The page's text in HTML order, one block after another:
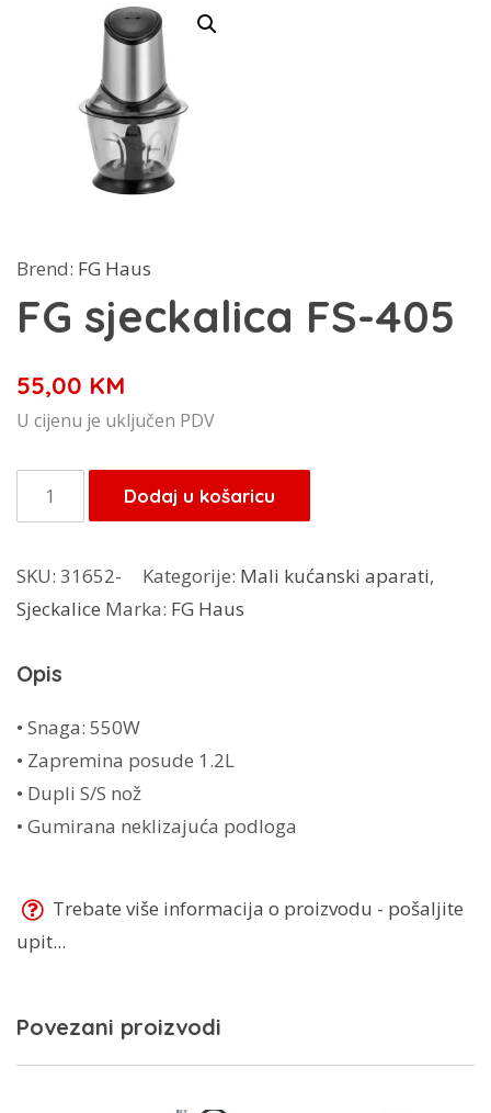
Brend: FG Haus
FG sjeckalica FS-405
55,00 KM
U cijenu je uključen PDV
sjeckalica
405
količina
Dodaj u košaricu
SKU: 31652- Kategorije: Mali kućanski aparati,
Sjeckalice Marka: FG Haus
Opis
• Snaga: 550W
• Zapremina posude 1.2L
• Dupli S/S nož
• Gumirana neklizajuća podloga
Trebate više informacija o proizvodu - pošaljite
upit...
Povezani proizvodi